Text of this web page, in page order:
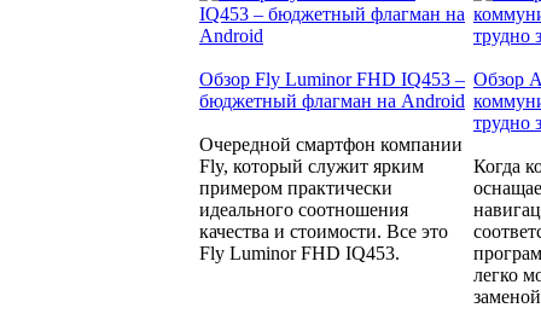
Обзор Fly Luminor FHD IQ453 –
бюджетный флагман на Android
Очередной смартфон компании
Fly, который служит ярким
примером практически
идеального соотношения
качества и стоимости. Все это
Fly Luminor FHD IQ453.
Обзор
трудно
Когда
легко